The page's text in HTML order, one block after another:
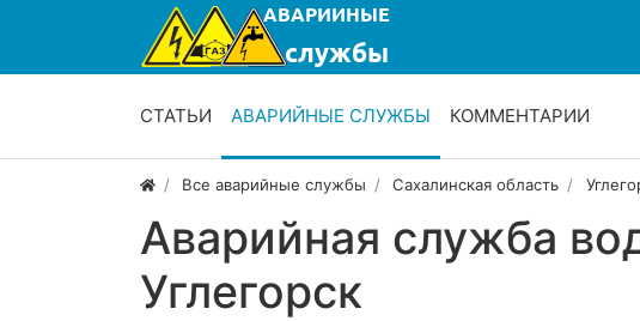
СТАТЬИ АВАРИЙНЫЕ СЛУЖБЫ КОММЕНТАРИИ
Все аварийные службы Сахалинская область
Аварийная служба
Углегорск